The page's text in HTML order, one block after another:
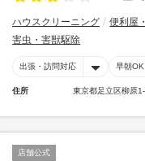
ハウスクリーニング 便利屋
害虫・害獣駆除
出張・訪問対応 早朝OK
住所 東京都足立区柳原
店舗公式